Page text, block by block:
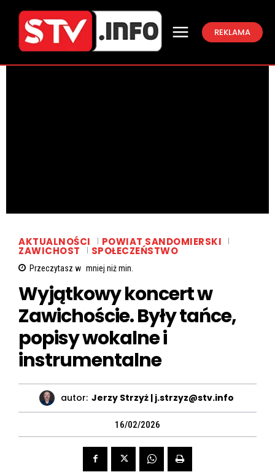
REKLAMA
AKTUALNOŚCI POWIAT SANDOMIERSKI
ZAWICHOST SPOŁECZEŃSTWO
Przeczytasz w mniej niżmin.
Wyjątkowy koncert w
Zawichoście. Były tańce,
popisy wokalne i
instrumentalne
autor: Jerzy Strzyż | j.strzyz@stv.info
16/02/2026